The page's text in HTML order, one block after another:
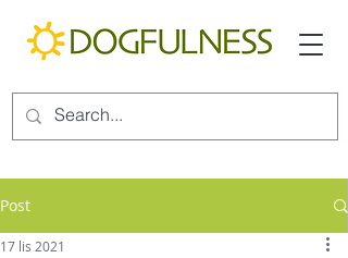
Post
17 lis 2021